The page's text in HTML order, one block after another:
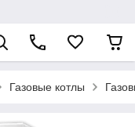
Газовые котлы